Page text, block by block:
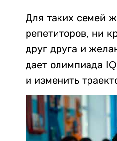
Для таких семей
репетиторов, ни
друг друга и
дает олимпиада
и изменить